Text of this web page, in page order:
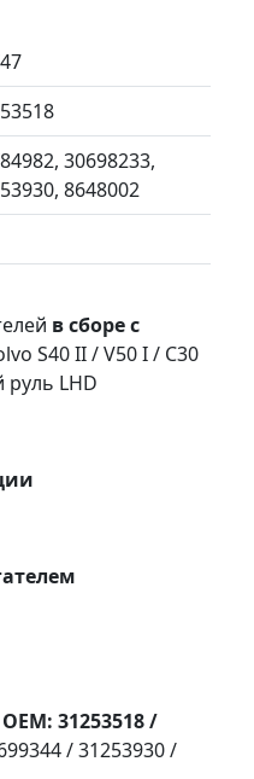
30698233,
8648002
в сборе с
S40 II / V50 I / C30
руль LHD
31253518 /
/ 31253930 /